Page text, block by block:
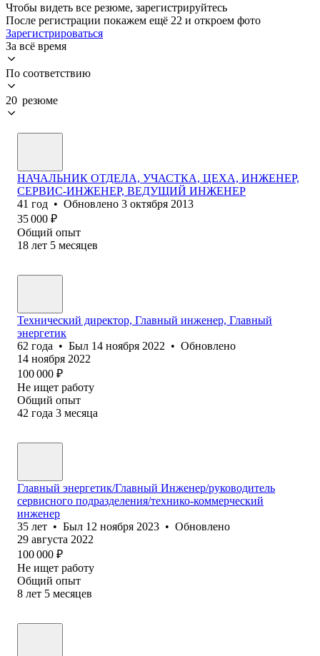
Чтобы видеть все резюме, зарегистрируйтесь
После регистрации покажем ещё 22 и откроем фото
Зарегистрироваться
За всё время
По соответствию
20 резюме
НАЧАЛЬНИК ОТДЕЛА, УЧАСТКА, ЦЕХА, ИНЖЕНЕР,
СЕРВИС-ИНЖЕНЕР, ВЕДУЩИЙ ИНЖЕНЕР
41 год • Обновлено 3 октября 2013
35 000 ₽
Общий опыт
18 лет 5 месяцев
Технический директор, Главный инженер, Главный
энергетик
62 года • Был 14 ноября 2022 • Обновлено
14 ноября 2022
100 000 ₽
Не ищет работу
Общий опыт
42 года 3 месяца
Главный энергетик/Главный Инженер/руководитель
сервисного подразделения/технико-коммерческий
инженер
35 лет • Был 12 ноября 2023 • Обновлено
29 августа 2022
100 000 ₽
Не ищет работу
Общий опыт
8 лет 5 месяцев